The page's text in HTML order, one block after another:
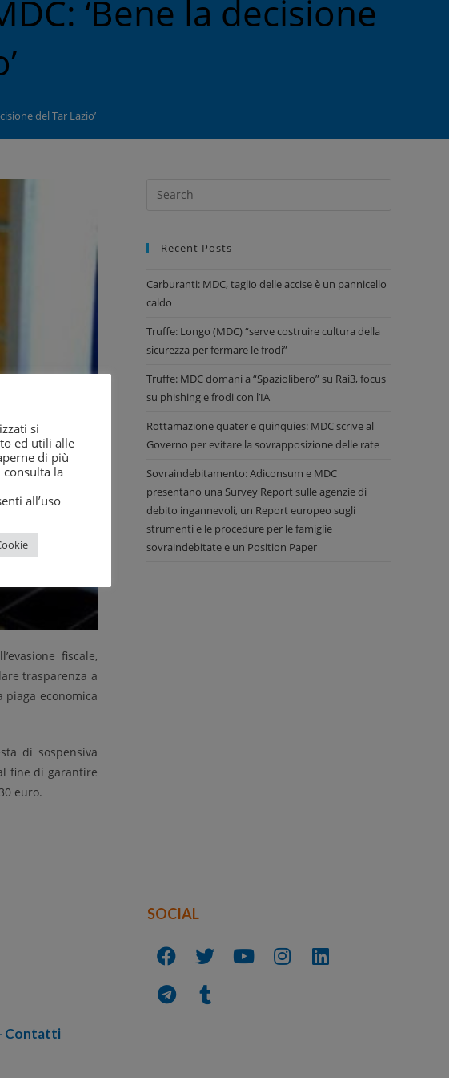
‘Bene la decisione
del Tar Lazio’
fiscale,
trasparenza a
economica
di sospensiva
fine di garantire
euro.
Recent Posts
Carburanti: MDC, taglio delle accise è un pannicello
caldo
Truffe: Longo (MDC) “serve costruire cultura della
sicurezza per fermare le frodi”
Truffe: MDC domani a “Spaziolibero” su Rai3, focus
su phishing e frodi con l’IA
Rottamazione quater e quinquies: MDC scrive al
Governo per evitare la sovrapposizione delle rate
Sovraindebitamento: Adiconsum e MDC
presentano una Survey Report sulle agenzie di
debito ingannevoli, un Report europeo sugli
strumenti e le procedure per le famiglie
sovraindebitate e un Position Paper
Contatti
SOCIAL
si
ed utili alle
di più
consulta la
all’uso